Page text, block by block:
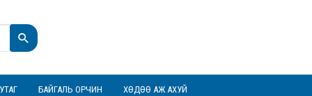
БАЙГАЛЬ ОРЧИН ХӨДӨӨ АЖ АХУЙ